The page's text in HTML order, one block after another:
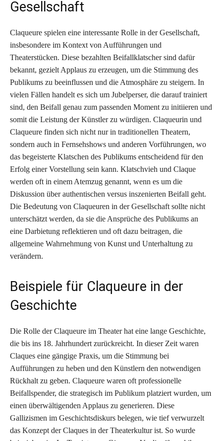
Gesellschaft
Claqueure spielen eine interessante Rolle in der Gesellschaft,
insbesondere im Kontext von Aufführungen und
Theaterstücken. Diese bezahlten Beifallklatscher sind dafür
bekannt, gezielt Applaus zu erzeugen, um die Stimmung des
Publikums zu beeinflussen und die Atmosphäre zu steigern. In
vielen Fällen handelt es sich um Jubelperser, die darauf trainiert
sind, den Beifall genau zum passenden Moment zu initiieren und
somit die Leistung der Künstler zu würdigen. Claqueurin und
Claqueure finden sich nicht nur in traditionellen Theatern,
sondern auch in Fernsehshows und anderen Vorführungen, wo
das begeisterte Klatschen des Publikums entscheidend für den
Erfolg einer Vorstellung sein kann. Klatschvieh und Claque
werden oft in einem Atemzug genannt, wenn es um die
Diskussion über authentischen versus inszenierten Beifall geht.
Die Bedeutung von Claqueuren in der Gesellschaft sollte nicht
unterschätzt werden, da sie die Ansprüche des Publikums an
eine Darbietung reflektieren und oft dazu beitragen, die
allgemeine Wahrnehmung von Kunst und Unterhaltung zu
verändern.
Beispiele für Claqueure in der
Geschichte
Die Rolle der Claqueure im Theater hat eine lange Geschichte,
die bis ins 18. Jahrhundert zurückreicht. In dieser Zeit waren
Claques eine gängige Praxis, um die Stimmung bei
Aufführungen zu heben und den Künstlern den notwendigen
Rückhalt zu geben. Claqueure waren oft professionelle
Beifallspender, die strategisch im Publikum platziert wurden, um
einen überwältigenden Applaus zu generieren. Diese
Gallizismen im Geschichtsdiskurs belegen, wie tief verwurzelt
das Konzept der Claques in der Theaterkultur ist. So wurde